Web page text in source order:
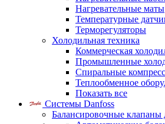
Нагревательные маты
Температурные
Терморегуляторы
Холодильная техника
Коммерческая
Промышленные
Спиральные
Теплообменное
Показать все
Системы Danfoss
Балансировочные клапаны